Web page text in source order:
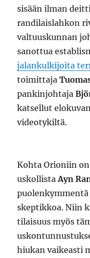
sisään ilman
randilaislahkon
valtuuskunnan
sanottua
jalankulkijoita
toimittaja
pankinjohtaja
katsellut
videotykiltä.
Kohta Orioniin
uskollistaAyn
skeptikkoa. Niin
tilaisuus myös
hiukan vaikeasti